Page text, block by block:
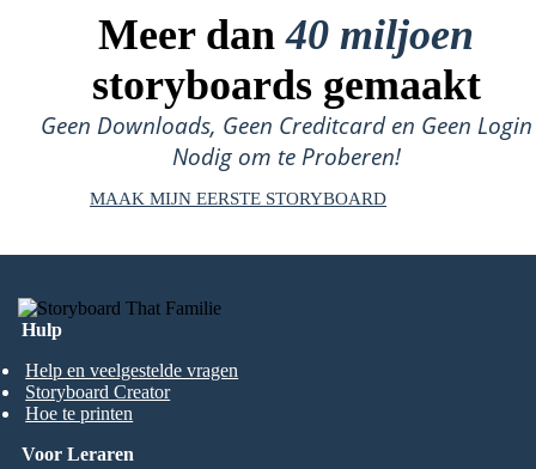
Meer dan40 miljoen
storyboards gemaakt
Geen Downloads, Geen Creditcard en Geen Login
Nodig om te Proberen!
MAAK MIJN EERSTE STORYBOARD
Hulp
Help en veelgestelde vragen
Storyboard Creator
Hoe te printen
Voor Leraren